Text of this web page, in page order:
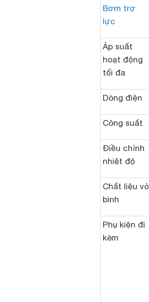
Bơm trợ
lực
Áp suất
hoạt động
tối đa
Dòng điện
Công suất
Điều chỉnh
nhiệt độ
Chất liệu vỏ
bình
Phụ kiện đi
kèm